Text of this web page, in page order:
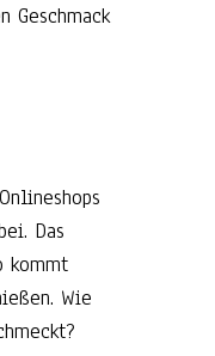
Geschmack
Das
kommt
Wie